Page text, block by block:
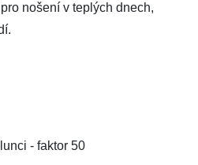
nošení v teplých dnech,
- faktor 50